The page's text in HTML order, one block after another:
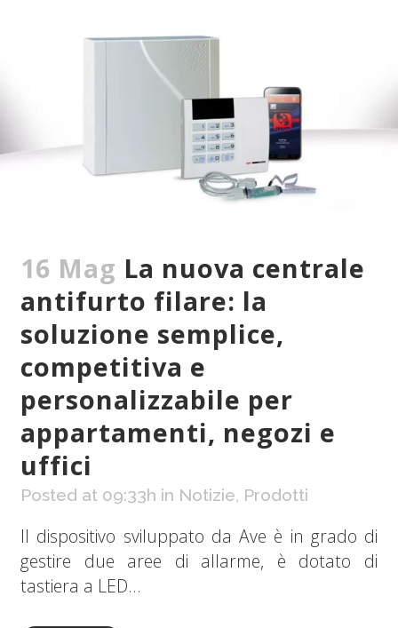
16 Mag La nuova centrale
antifurto filare: la
soluzione semplice,
competitiva e
personalizzabile per
appartamenti, negozi e
uffici
Posted at 09:33h in Notizie, Prodotti
Il dispositivo sviluppato da Ave è in grado di
gestire due aree di allarme, è dotato di
tastiera a LED...